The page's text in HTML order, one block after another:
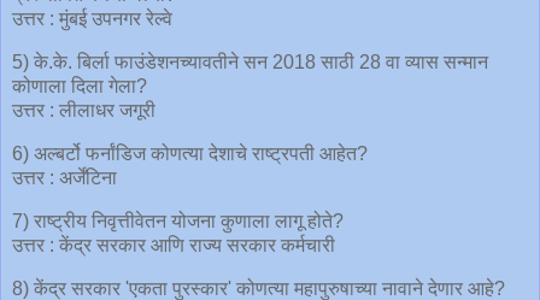
उत्तर : मुंबई उपनगर रेल्वे
5) के.के. बिर्ला फाउंडेशनच्यावतीने सन 2018 साठी 28 वा व्यास सन्मान
कोणाला दिला गेला?
उत्तर : लीलाधर जगूरी
6) अल्बर्टो फर्नांडिज कोणत्या देशाचे राष्ट्रपती आहेत?
उत्तर : अर्जेंटिना
7) राष्ट्रीय निवृत्तीवेतन योजना कुणाला लागू होते?
उत्तर : केंद्र सरकार आणि राज्य सरकार कर्मचारी
8) केंद्र सरकार 'एकता पुरस्कार' कोणत्या महापुरुषाच्या नावाने देणार आहे?